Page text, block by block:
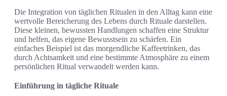
Die Integration von täglichen Ritualen in den Alltag kann eine
wertvolle Bereicherung des Lebens durch Rituale darstellen.
Diese kleinen, bewussten Handlungen schaffen eine Struktur
und helfen, das eigene Bewusstsein zu schärfen. Ein
einfaches Beispiel ist das morgendliche Kaffeetrinken, das
durch Achtsamkeit und eine bestimmte Atmosphäre zu einem
persönlichen Ritual verwandelt werden kann.
Einführung in tägliche Rituale